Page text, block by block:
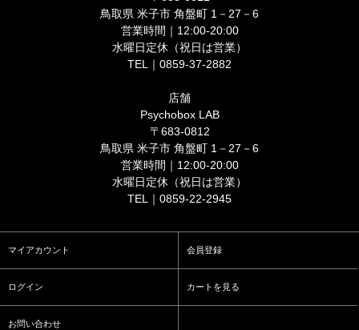
鳥取県 米子市 角盤町 1－27－6
営業時間｜12:00-20:00
水曜日定休（祝日は営業）
TEL｜0859-37-2882
店舗
Psychobox LAB
〒683-0812
鳥取県 米子市 角盤町 1－27－6
営業時間｜12:00-20:00
水曜日定休（祝日は営業）
TEL｜0859-22-2945
マイアカウント 会員登録
ログイン カートを見る
お問い合わせ